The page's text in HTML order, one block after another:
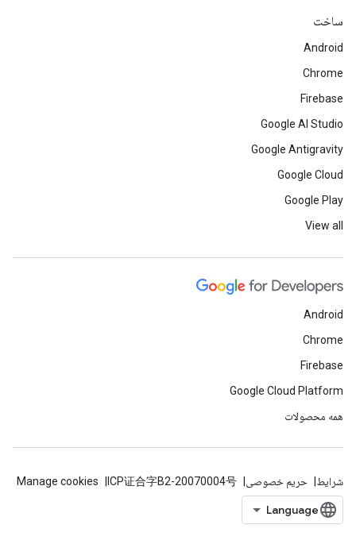
ساخت
Android
Chrome
Firebase
Google AI Studio
Google Antigravity
Google Cloud
Google Play
View all
Android
Chrome
Firebase
Google Cloud Platform
همه محصولات
شرایط حریم خصوصی ICP证合字B2-20070004号
Manage cookies